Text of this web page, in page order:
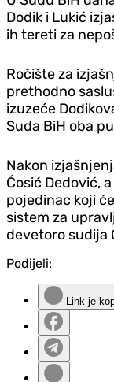
Dodik i Lukić
ih tereti za
Ročište za
prethodno
izuzeće
Suda BiH oba
Nakon
Ćosić Dedović,
pojedinac koji
sistem za
devetoro sudija
Podijeli:
Link je